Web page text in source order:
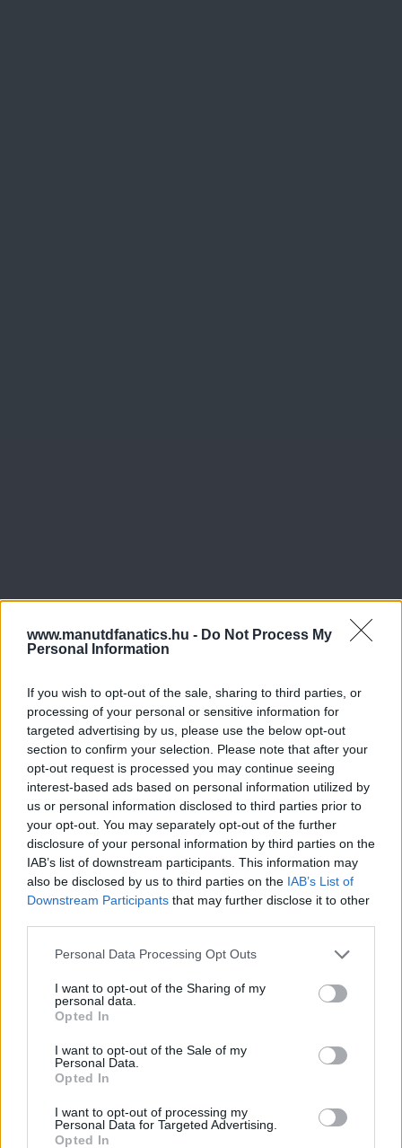
www.manutdfanatics.hu - Do Not Process My
Personal Information
If you wish to opt-out of the sale, sharing to third parties, or
processing of your personal or sensitive information for
targeted advertising by us, please use the below opt-out
section to confirm your selection. Please note that after your
opt-out request is processed you may continue seeing
interest-based ads based on personal information utilized by
us or personal information disclosed to third parties prior to
your opt-out. You may separately opt-out of the further
disclosure of your personal information by third parties on the
IAB’s list of downstream participants. This information may
also be disclosed by us to third parties on the IAB’s List of
Downstream Participants that may further disclose it to other
Please note that this website/app uses one or more Google
not limited to your visit or usage behaviour. You may click to
grant or deny consent to Google and its third-party tags to
use your data for below specified purposes in below Google
consent section.
Personal Data Processing Opt Outs
I want to opt-out of the Sharing of my
personal data.
Opted In
I want to opt-out of the Sale of my
Personal Data.
Opted In
I want to opt-out of processing my
Personal Data for Targeted Advertising.
Opted In
Meccs Center
Leeds UnitedvsManchester
United
Felkészülési szezon 5. mérkőzés
2026-08-12 20:30
3 nap 5 óra 4 perc 19 másodperc
AC MilanvsManchester United